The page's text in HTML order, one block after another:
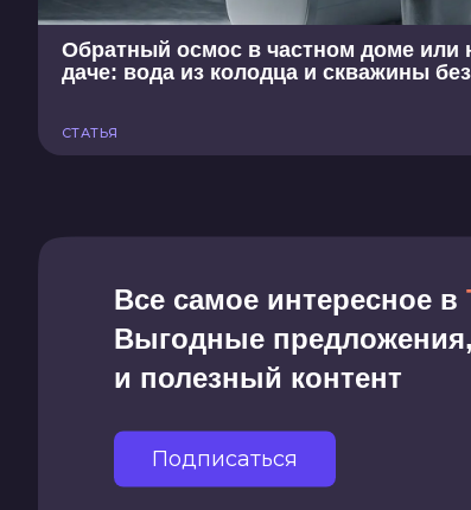
Обратный осмос в частном доме или
даче: вода из колодца и скважины без
СТАТЬЯ
Все самое интересное в
Выгодные
и полезный контент
Подписаться